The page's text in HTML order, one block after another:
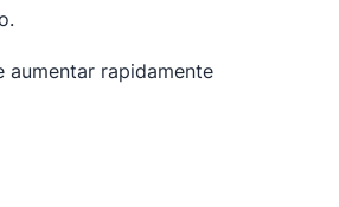
aumentar rapidamente